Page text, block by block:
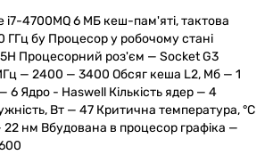
i7-4700MQ 6 МБ кеш-пам'яті, тактова
ГГц бу Процесор у робочому стані
Процесорний роз'єм — Socket G3
— 2400 — 3400 Обсяг кеша L2, Мб — 1
6 Ядро - Haswell Кількість ядер — 4
Вт — 47 Критична температура, °C
нм Вбудована в процесор графіка —